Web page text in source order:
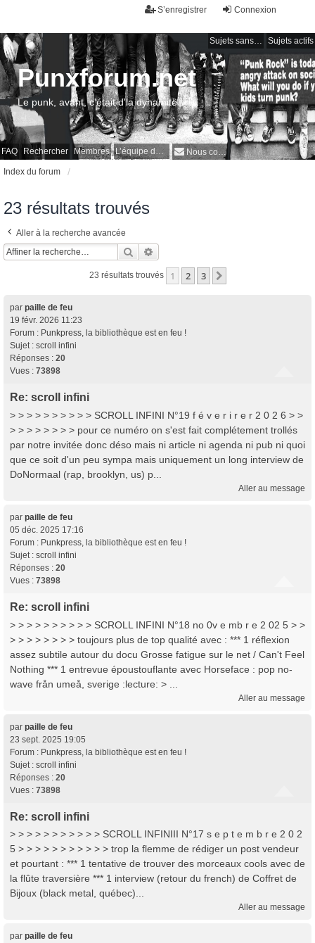
Connexion
S’enregistrer
Sujets sans réponse Sujets actifs
FAQ Rechercher Membres L’équipe du forum Nous contacter
Punxforum.net
Le punk, avant, c'était d'la dynamite !
Index du forum
23 résultats trouvés
Aller à la recherche avancée
Rechercher
23 résultats trouvés 1 2 3
par paille de feu
19 févr. 2026 11:23
Forum : Punkpress, la bibliothèque est en feu !
Sujet : scroll infini
Réponses : 20
Vues : 73898
Re: scroll infini
> > > > > > > > > > SCROLL INFINI N°19 f é v e r i r e r 2 0 2 6 > >
> > > > > > > > pour ce numéro on s'est fait complétement trollés
par notre invitée donc déso mais ni article ni agenda ni pub ni quoi
que ce soit d'un peu sympa mais uniquement un long interview de
DoNormaal (rap, brooklyn, us) p...
Aller au message
par paille de feu
05 déc. 2025 17:16
Forum : Punkpress, la bibliothèque est en feu !
Sujet : scroll infini
Réponses : 20
Vues : 73898
Re: scroll infini
> > > > > > > > > > SCROLL INFINI N°18 no 0v e mb r e 2 02 5 > >
> > > > > > > > toujours plus de top qualité avec : *** 1 réflexion
assez subtile autour du docu Grosse fatigue sur le net / Can't Feel
Nothing *** 1 entrevue époustouflante avec Horseface : pop no-
wave från umeå, sverige :lecture: > ...
Aller au message
par paille de feu
23 sept. 2025 19:05
Forum : Punkpress, la bibliothèque est en feu !
Sujet : scroll infini
Réponses : 20
Vues : 73898
Re: scroll infini
> > > > > > > > > > > SCROLL INFINIII N°17 s e p t e m b r e 2 0 2
5 > > > > > > > > > > > trop la flemme de rédiger un post vendeur
et pourtant : *** 1 tentative de trouver des morceaux cools avec de
la flûte traversière *** 1 interview (retour du french) de Coffret de
Bijoux (black metal, québec)...
Aller au message
par paille de feu